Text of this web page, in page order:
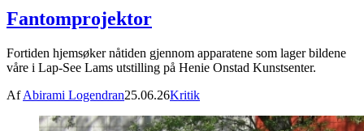
Fantomprojektor
Fortiden hjemsøker nåtiden gjennom apparatene som lager bildene
våre i Lap-See Lams utstilling på Henie Onstad Kunstsenter.
AfAbirami Logendran25.06.26Kritik